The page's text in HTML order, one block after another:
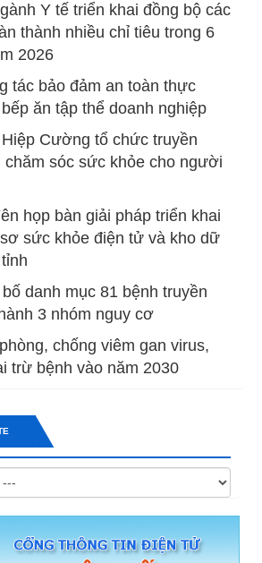
Y tế triển khai đồng bộ các
thành nhiều chỉ tiêu trong 6
2026
tác bảo đảm an toàn thực
ăn tập thể doanh nghiệp
Cường tổ chức truyền
chăm sóc sức khỏe cho người
họp bàn giải pháp triển khai
sức khỏe điện tử và kho dữ
danh mục 81 bệnh truyền
3 nhóm nguy cơ
chống viêm gan virus,
trừ bệnh vào năm 2030